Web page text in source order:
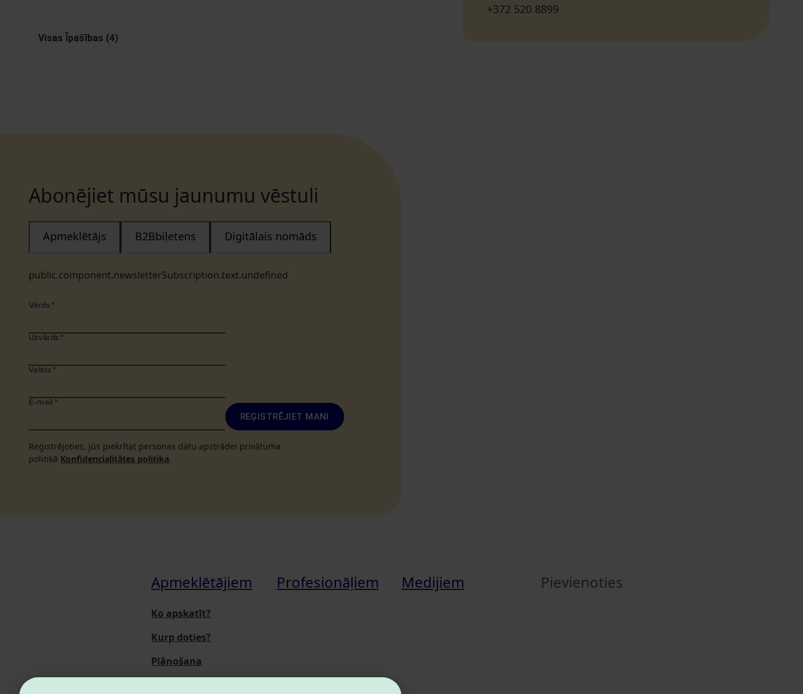
Visas Īpašības (4)
+372 520 8899
Abonējiet mūsu jaunumu vēstuli
public.component.newsletterSubscription.text.undefined
Apmeklētājs B2Bbiļetens Digitālais nomāds
Vārds *
Uzvārds *
Valsts *
E-mail *
REĢISTRĒJIET MANI
Reģistrējoties, jūs piekrītat personas datu apstrādei privātuma
politikā Konfidencialitātes politika.
Apmeklētājiem
Ko apskatīt?
Kurp doties?
Plānošana
Profesionāļiem Medijiem Pievienoties